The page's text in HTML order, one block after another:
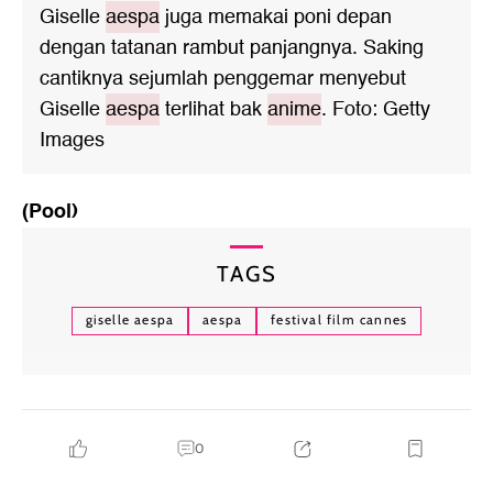
Giselleaespajuga memakai poni depan
dengan tatanan rambut panjangnya. Saking
cantiknya sejumlah penggemar menyebut
Giselleaespaterlihat bakanime. Foto: Getty
Images
(Pool)
TAGS
giselle aespa aespa festival film cannes
0